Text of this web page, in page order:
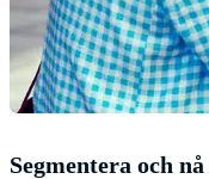
Segmentera och